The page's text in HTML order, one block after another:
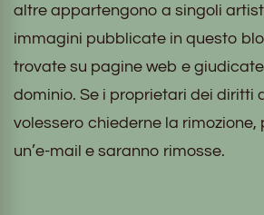
altre appartengono a singoli
immagini pubblicate in questo
trovate su pagine web e
dominio. Se i proprietari dei diritti
volessero chiederne la rimozione,
un’e-mail e saranno rimosse.